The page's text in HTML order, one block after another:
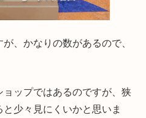
、かなりの数があるので、
ップではあるのですが、狭
少々見にくいかと思いま